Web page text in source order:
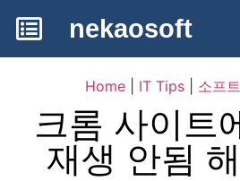
nekaosoft
Home| IT Tips| 소프
크롬 사이트
재생 안됨